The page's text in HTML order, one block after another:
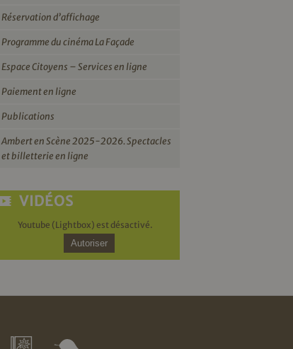
Réservation d’affichage
Programme du cinéma La Façade
Espace Citoyens – Services en ligne
Paiement en ligne
Publications
Ambert en Scène 2025-2026. Spectacles
et billetterie en ligne
VIDÉOS
Youtube (Lightbox) est désactivé.
Autoriser